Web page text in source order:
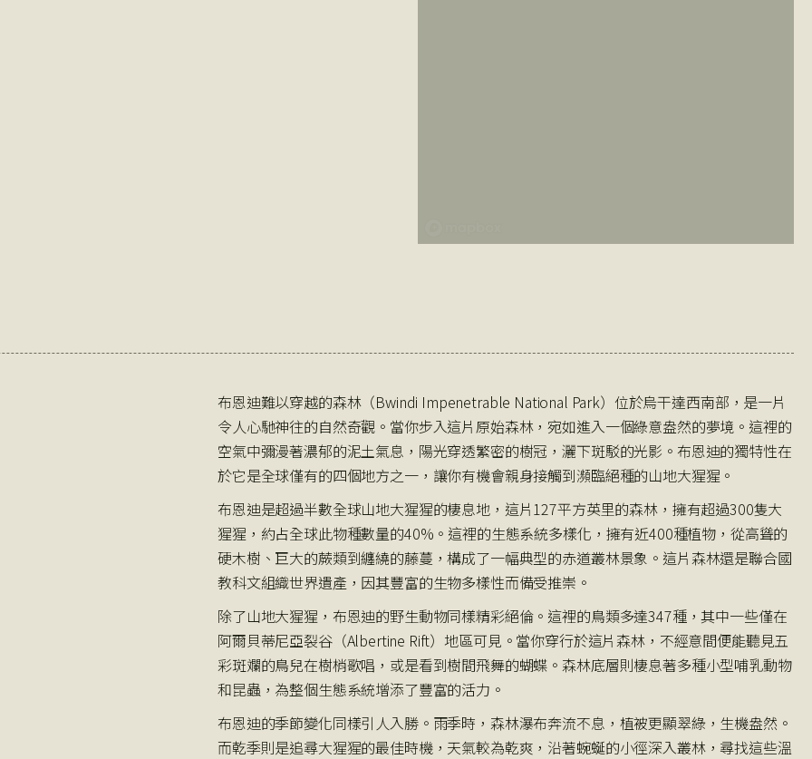
布恩迪難以穿越的森林（Bwindi Impenetrable National Park）位於烏干達西南部，是一片
令人心馳神往的自然奇觀。當你步入這片原始森林，宛如進入一個綠意盎然的夢境。這裡的
空氣中彌漫著濃郁的泥土氣息，陽光穿透繁密的樹冠，灑下斑駁的光影。布恩迪的獨特性在
於它是全球僅有的四個地方之一，讓你有機會親身接觸到瀕臨絕種的山地大猩猩。
布恩迪是超過半數全球山地大猩猩的棲息地，這片127平方英里的森林，擁有超過300隻大
猩猩，約占全球此物種數量的40%。這裡的生態系統多樣化，擁有近400種植物，從高聳的
硬木樹、巨大的蕨類到纏繞的藤蔓，構成了一幅典型的赤道叢林景象。這片森林還是聯合國
教科文組織世界遺產，因其豐富的生物多樣性而備受推崇。
除了山地大猩猩，布恩迪的野生動物同樣精彩絕倫。這裡的鳥類多達347種，其中一些僅在
阿爾貝蒂尼亞裂谷（Albertine Rift）地區可見。當你穿行於這片森林，不經意間便能聽見五
彩斑斕的鳥兒在樹梢歌唱，或是看到樹間飛舞的蝴蝶。森林底層則棲息著多種小型哺乳動物
和昆蟲，為整個生態系統增添了豐富的活力。
布恩迪的季節變化同樣引人入勝。雨季時，森林瀑布奔流不息，植被更顯翠綠，生機盎然。
而乾季則是追尋大猩猩的最佳時機，天氣較為乾爽，沿著蜿蜒的小徑深入叢林，尋找這些溫